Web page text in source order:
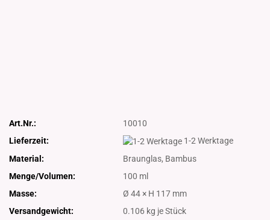
Art.Nr.:
10010
Lieferzeit:
1-2 Werktage
Material:
Braunglas, Bambus
Menge/Volumen:
100 ml
Masse:
Ø 44 × H 117 mm
Versandgewicht:
0.106 kg je Stück